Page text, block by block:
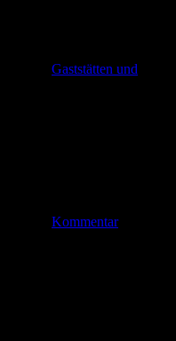
Gaststätten und
Kommentar